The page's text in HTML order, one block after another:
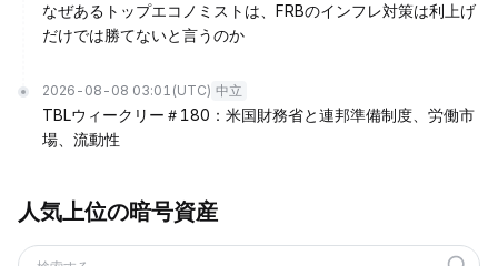
なぜあるトップエコノミストは、FRBのインフレ対策は利上げ
だけでは勝てないと言うのか
2026-08-08 03:01 (UTC) 中立
TBLウィークリー＃180：米国財務省と連邦準備制度、労働市
場、流動性
人気上位の暗号資産